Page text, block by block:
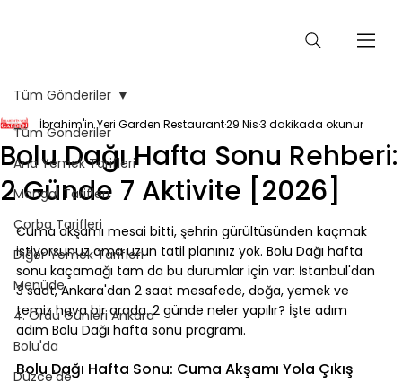
Tüm Gönderiler
Ana Yemek Tarifleri
Mangal Tarifleri
Çorba Tarifleri
Diğer Yemek Tarifleri
Menüde
4. Ordu Günleri Ankara
Bolu'da
Düzce'de
Tüm Gönderiler
Bolu Dağı Hafta Sonu Rehberi:
2 Günde 7 Aktivite [2026]
İbrahim'in Yeri Garden Restaurant29 Nis3 dakikada okunur
Cuma akşamı mesai bitti, şehrin gürültüsünden kaçmak
istiyorsunuz ama uzun tatil planınız yok. Bolu Dağı hafta
sonu kaçamağı tam da bu durumlar için var: İstanbul'dan
3 saat, Ankara'dan 2 saat mesafede, doğa, yemek ve
temiz hava bir arada. 2 günde neler yapılır? İşte adım
adım Bolu Dağı hafta sonu programı.
⠀
Bolu Dağı Hafta Sonu: Cuma Akşamı Yola Çıkış